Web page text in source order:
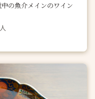
の魚介メインのワイン
人